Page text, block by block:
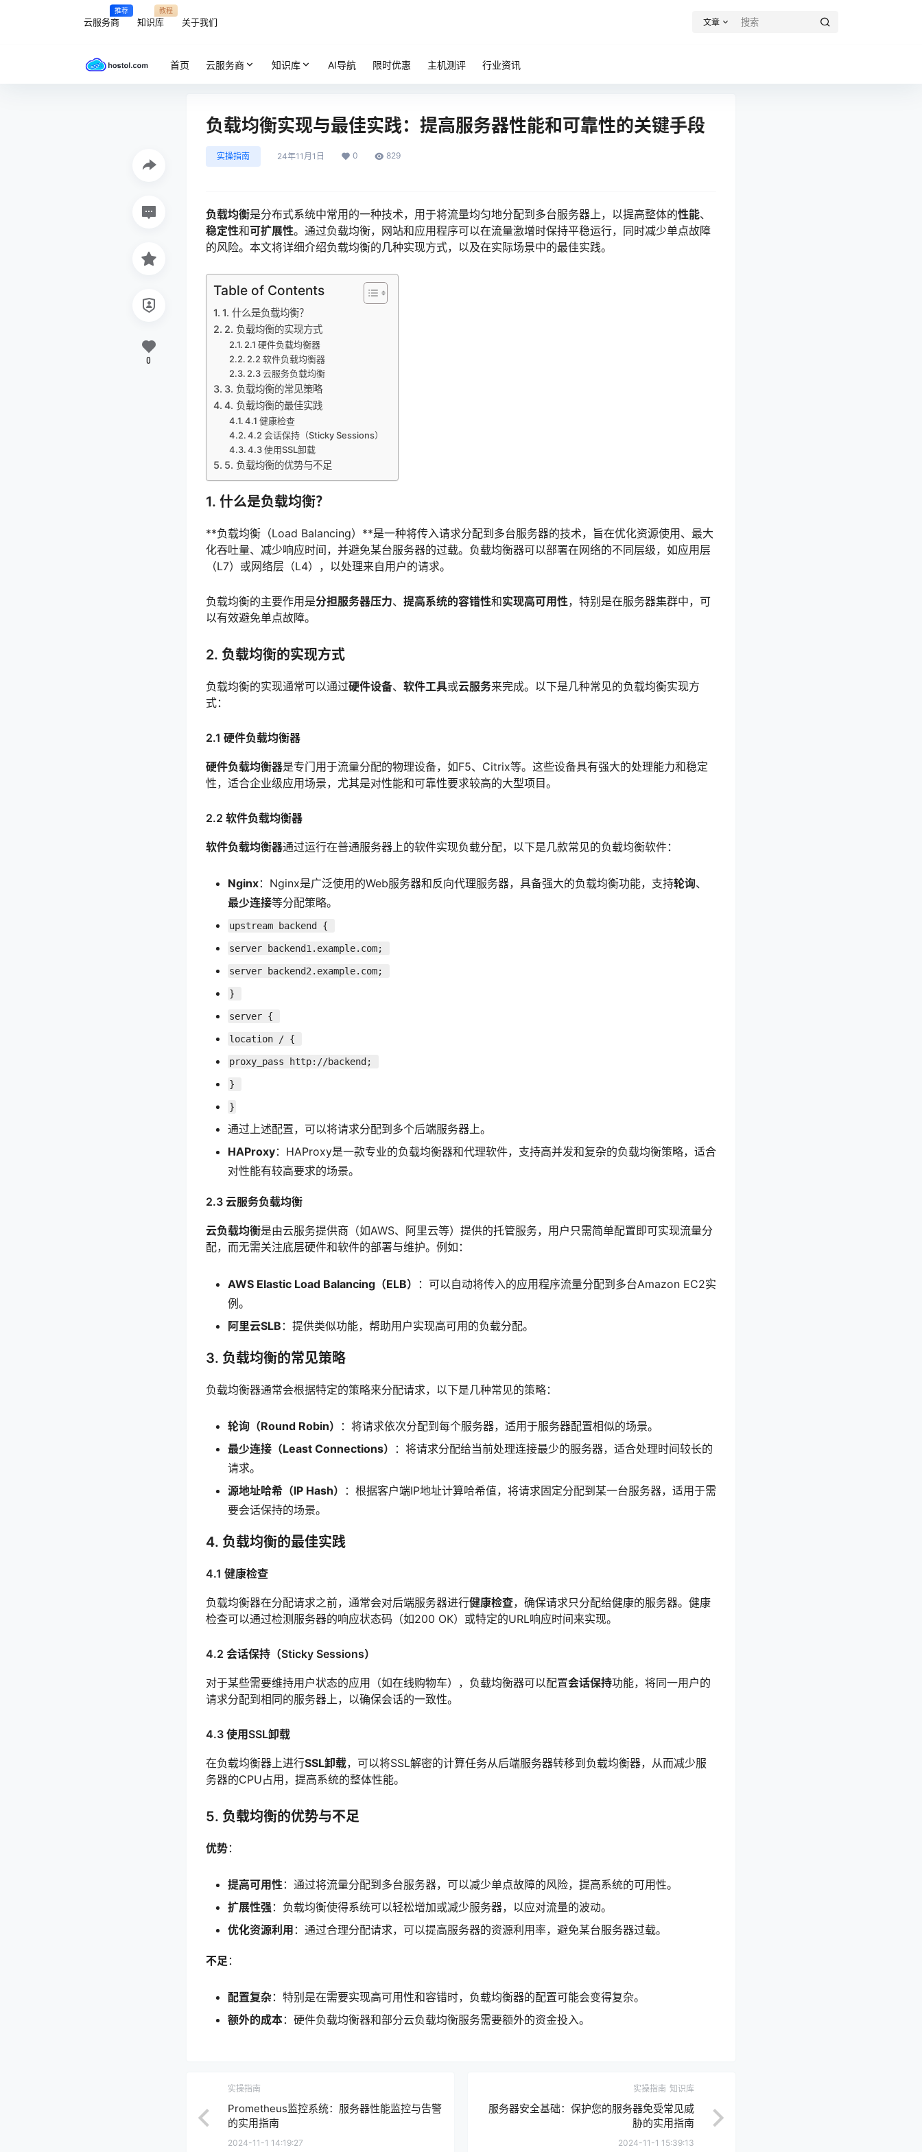
云服务商
推荐
知识库
教程
关于我们 文章
首页 云服务商 知识库 AI导航 限时优惠 主机测评 行业资讯
负载均衡实现与最佳实践：提高服务器性能和可靠性的关键手段
实操指南 24年11月1日 0 829
负载均衡是分布式系统中常用的一种技术，用于将流量均匀地分配到多台服务器上，以提高整体的性能、
稳定性和可扩展性。通过负载均衡，网站和应用程序可以在流量激增时保持平稳运行，同时减少单点故障
的风险。本文将详细介绍负载均衡的几种实现方式，以及在实际场景中的最佳实践。
Table of Contents
1. 什么是负载均衡？
2. 负载均衡的实现方式
2.1 硬件负载均衡器
2.2 软件负载均衡器
2.3 云服务负载均衡
3. 负载均衡的常见策略
4. 负载均衡的最佳实践
4.1 健康检查
4.2 会话保持（Sticky Sessions）
4.3 使用SSL卸载
5. 负载均衡的优势与不足
1. 什么是负载均衡？
**负载均衡（Load Balancing）**是一种将传入请求分配到多台服务器的技术，旨在优化资源使用、最大
化吞吐量、减少响应时间，并避免某台服务器的过载。负载均衡器可以部署在网络的不同层级，如应用层
（L7）或网络层（L4），以处理来自用户的请求。
负载均衡的主要作用是分担服务器压力、 提高系统的容错性和实现高可用性，特别是在服务器集群中，可
以有效避免单点故障。
2. 负载均衡的实现方式
负载均衡的实现通常可以通过硬件设备、 软件工具或云服务来完成。以下是几种常见的负载均衡实现方
式：
2.1 硬件负载均衡器
硬件负载均衡器是专门用于流量分配的物理设备，如F5、Citrix等。这些设备具有强大的处理能力和稳定
性，适合企业级应用场景，尤其是对性能和可靠性要求较高的大型项目。
2.2 软件负载均衡器
软件负载均衡器通过运行在普通服务器上的软件实现负载分配，以下是几款常见的负载均衡软件：
Nginx：Nginx是广泛使用的Web服务器和反向代理服务器，具备强大的负载均衡功能，支持轮询、
最少连接等分配策略。
upstream backend {
server backend1.example.com;
server backend2.example.com;
}
server {
location / {
proxy_pass http://backend;
}
}
通过上述配置，可以将请求分配到多个后端服务器上。
HAProxy：HAProxy是一款专业的负载均衡器和代理软件，支持高并发和复杂的负载均衡策略，适合
对性能有较高要求的场景。
2.3 云服务负载均衡
云负载均衡是由云服务提供商（如AWS、阿里云等）提供的托管服务，用户只需简单配置即可实现流量分
配，而无需关注底层硬件和软件的部署与维护。例如：
AWS Elastic Load Balancing（ELB）
：可以自动将传入的应用程序流量分配到多台Amazon EC2实
例。
阿里云SLB ：提供类似功能，帮助用户实现高可用的负载分配。
3. 负载均衡的常见策略
负载均衡器通常会根据特定的策略来分配请求，以下是几种常见的策略：
轮询（Round Robin）
：将请求依次分配到每个服务器，适用于服务器配置相似的场景。
最少连接（Least Connections）
：将请求分配给当前处理连接最少的服务器，适合处理时间较长的
请求。
源地址哈希（IP Hash）
：根据客户端IP地址计算哈希值，将请求固定分配到某一台服务器，适用于需
要会话保持的场景。
4. 负载均衡的最佳实践
4.1 健康检查
负载均衡器在分配请求之前，通常会对后端服务器进行健康检查，确保请求只分配给健康的服务器。健康
检查可以通过检测服务器的响应状态码（如200 OK）或特定的URL响应时间来实现。
4.2 会话保持（Sticky Sessions）
对于某些需要维持用户状态的应用（如在线购物车），负载均衡器可以配置会话保持功能，将同一用户的
请求分配到相同的服务器上，以确保会话的一致性。
4.3 使用SSL卸载
在负载均衡器上进行SSL卸载，可以将SSL解密的计算任务从后端服务器转移到负载均衡器，从而减少服
务器的CPU占用，提高系统的整体性能。
5. 负载均衡的优势与不足
优势：
提高可用性 ：通过将流量分配到多台服务器，可以减少单点故障的风险，提高系统的可用性。
扩展性强 ：负载均衡使得系统可以轻松增加或减少服务器，以应对流量的波动。
优化资源利用 ：通过合理分配请求，可以提高服务器的资源利用率，避免某台服务器过载。
不足 ：
配置复杂：特别是在需要实现高可用性和容错时，负载均衡器的配置可能会变得复杂。
额外的成本：硬件负载均衡器和部分云负载均衡服务需要额外的资金投入。
0
实操指南
Prometheus监控系统：服务器性能监控与告警
的实用指南
2024-11-1 14:19:27
实操指南 知识库
服务器安全基础：保护您的服务器免受常见威
胁的实用指南
2024-11-1 15:39:13